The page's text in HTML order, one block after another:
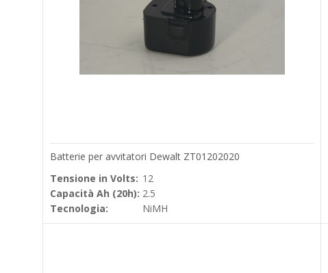
Batterie per avvitatori Dewalt ZT01202020
Tensione in Volts: 12
Capacità Ah (20h): 2.5
Tecnologia:
NiMH